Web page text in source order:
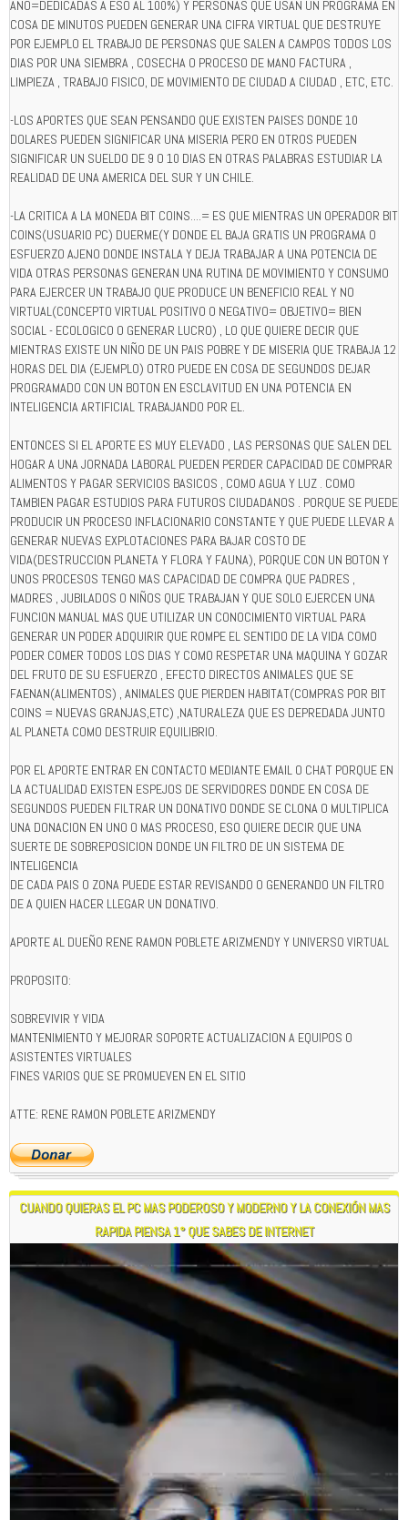
AÑO=DEDICADAS A ESO AL 100%) Y PERSONAS QUE USAN UN PROGRAMA EN
COSA DE MINUTOS PUEDEN GENERAR UNA CIFRA VIRTUAL QUE DESTRUYE
POR EJEMPLO EL TRABAJO DE PERSONAS QUE SALEN A CAMPOS TODOS LOS
DIAS POR UNA SIEMBRA , COSECHA O PROCESO DE MANO FACTURA ,
LIMPIEZA , TRABAJO FISICO, DE MOVIMIENTO DE CIUDAD A CIUDAD , ETC, ETC.
-LOS APORTES QUE SEAN PENSANDO QUE EXISTEN PAISES DONDE 10
DOLARES PUEDEN SIGNIFICAR UNA MISERIA PERO EN OTROS PUEDEN
SIGNIFICAR UN SUELDO DE 9 O 10 DIAS EN OTRAS PALABRAS ESTUDIAR LA
REALIDAD DE UNA AMERICA DEL SUR Y UN CHILE.
-LA CRITICA A LA MONEDA BIT COINS....= ES QUE MIENTRAS UN OPERADOR BIT
COINS(USUARIO PC) DUERME(Y DONDE EL BAJA GRATIS UN PROGRAMA O
ESFUERZO AJENO DONDE INSTALA Y DEJA TRABAJAR A UNA POTENCIA DE
VIDA OTRAS PERSONAS GENERAN UNA RUTINA DE MOVIMIENTO Y CONSUMO
PARA EJERCER UN TRABAJO QUE PRODUCE UN BENEFICIO REAL Y NO
VIRTUAL(CONCEPTO VIRTUAL POSITIVO O NEGATIVO= OBJETIVO= BIEN
SOCIAL - ECOLOGICO O GENERAR LUCRO) , LO QUE QUIERE DECIR QUE
MIENTRAS EXISTE UN NIÑO DE UN PAIS POBRE Y DE MISERIA QUE TRABAJA 12
HORAS DEL DIA (EJEMPLO) OTRO PUEDE EN COSA DE SEGUNDOS DEJAR
PROGRAMADO CON UN BOTON EN ESCLAVITUD EN UNA POTENCIA EN
INTELIGENCIA ARTIFICIAL TRABAJANDO POR EL.
ENTONCES SI EL APORTE ES MUY ELEVADO , LAS PERSONAS QUE SALEN DEL
HOGAR A UNA JORNADA LABORAL PUEDEN PERDER CAPACIDAD DE COMPRAR
ALIMENTOS Y PAGAR SERVICIOS BASICOS , COMO AGUA Y LUZ . COMO
TAMBIEN PAGAR ESTUDIOS PARA FUTUROS CIUDADANOS . PORQUE SE PUEDE
PRODUCIR UN PROCESO INFLACIONARIO CONSTANTE Y QUE PUEDE LLEVAR A
GENERAR NUEVAS EXPLOTACIONES PARA BAJAR COSTO DE
VIDA(DESTRUCCION PLANETA Y FLORA Y FAUNA), PORQUE CON UN BOTON Y
UNOS PROCESOS TENGO MAS CAPACIDAD DE COMPRA QUE PADRES ,
MADRES , JUBILADOS O NIÑOS QUE TRABAJAN Y QUE SOLO EJERCEN UNA
FUNCION MANUAL MAS QUE UTILIZAR UN CONOCIMIENTO VIRTUAL PARA
GENERAR UN PODER ADQUIRIR QUE ROMPE EL SENTIDO DE LA VIDA COMO
PODER COMER TODOS LOS DIAS Y COMO RESPETAR UNA MAQUINA Y GOZAR
DEL FRUTO DE SU ESFUERZO , EFECTO DIRECTOS ANIMALES QUE SE
FAENAN(ALIMENTOS) , ANIMALES QUE PIERDEN HABITAT(COMPRAS POR BIT
COINS = NUEVAS GRANJAS,ETC) ,NATURALEZA QUE ES DEPREDADA JUNTO
AL PLANETA COMO DESTRUIR EQUILIBRIO.
POR EL APORTE ENTRAR EN CONTACTO MEDIANTE EMAIL O CHAT PORQUE EN
LA ACTUALIDAD EXISTEN ESPEJOS DE SERVIDORES DONDE EN COSA DE
SEGUNDOS PUEDEN FILTRAR UN DONATIVO DONDE SE CLONA O MULTIPLICA
UNA DONACION EN UNO O MAS PROCESO, ESO QUIERE DECIR QUE UNA
SUERTE DE SOBREPOSICION DONDE UN FILTRO DE UN SISTEMA DE
INTELIGENCIA
DE CADA PAIS O ZONA PUEDE ESTAR REVISANDO O GENERANDO UN FILTRO
DE A QUIEN HACER LLEGAR UN DONATIVO.
APORTE AL DUEÑO RENE RAMON POBLETE ARIZMENDY Y UNIVERSO VIRTUAL
PROPOSITO:
SOBREVIVIR Y VIDA
MANTENIMIENTO Y MEJORAR SOPORTE ACTUALIZACION A EQUIPOS O
ASISTENTES VIRTUALES
FINES VARIOS QUE SE PROMUEVEN EN EL SITIO
ATTE: RENE RAMON POBLETE ARIZMENDY
CUANDO QUIERAS EL PC MAS PODEROSO Y MODERNO Y LA CONEXIÓN MAS
RAPIDA PIENSA 1° QUE SABES DE INTERNET
Reproductor
de